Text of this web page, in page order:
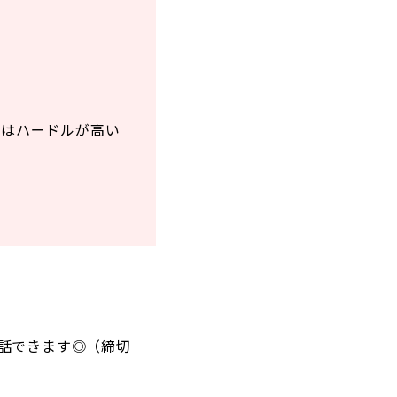
ハードルが高い
できます◎（締切